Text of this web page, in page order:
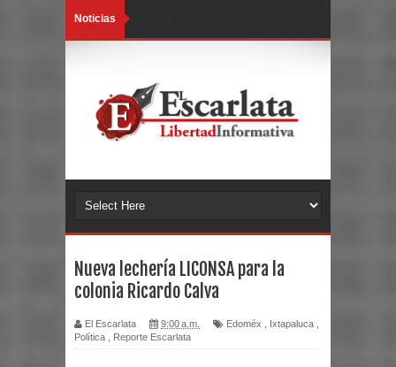
Noticias
Nueva lechería LICONSA para la
colonia Ricardo Calva
El Escarlata 9:00 a.m. Edoméx Ixtapaluca
Política
Reporte Escarlata